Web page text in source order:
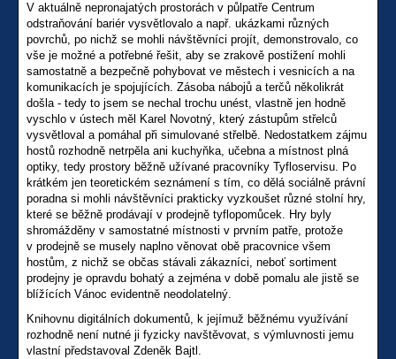
V aktuálně nepronajatých prostorách v půlpatře Centrum
odstraňování bariér vysvětlovalo a např. ukázkami různých
povrchů, po nichž se mohli návštěvníci projít, demonstrovalo, co
vše je možné a potřebné řešit, aby se zrakově postižení mohli
samostatně a bezpečně pohybovat ve městech i vesnicích a na
komunikacích je spojujících. Zásoba nábojů a terčů několikrát
došla - tedy to jsem se nechal trochu unést, vlastně jen hodně
vyschlo v ústech měl Karel Novotný, který zástupům střelců
vysvětloval a pomáhal při simulované střelbě. Nedostatkem zájmu
hostů rozhodně netrpěla ani kuchyňka, učebna a místnost plná
optiky, tedy prostory běžně užívané pracovníky Tyfloservisu. Po
krátkém jen teoretickém seznámení s tím, co dělá sociálně právní
poradna si mohli návštěvníci prakticky vyzkoušet různé stolní hry,
které se běžně prodávají v prodejně tyflopomůcek. Hry byly
shromážděny v samostatné místnosti v prvním patře, protože
v prodejně se musely naplno věnovat obě pracovnice všem
hostům, z nichž se občas stávali zákazníci, neboť sortiment
prodejny je opravdu bohatý a zejména v době pomalu ale jistě se
blížících Vánoc evidentně neodolatelný.
Knihovnu digitálních dokumentů, k jejímuž běžnému využívání
rozhodně není nutné ji fyzicky navštěvovat, s výmluvnosti jemu
vlastní představoval Zdeněk Bajtl.